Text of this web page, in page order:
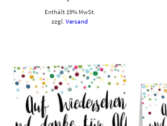
Enthält 19% MwSt.
zzgl.Versand